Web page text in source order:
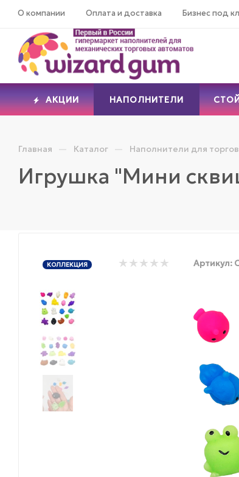
О компании Оплата и доставка Бизнес под
АКЦИИ НАПОЛНИТЕЛИ
Главная — Каталог — Наполнители для
Игрушка "Мини
КОЛЛЕКЦИЯ Артикул: